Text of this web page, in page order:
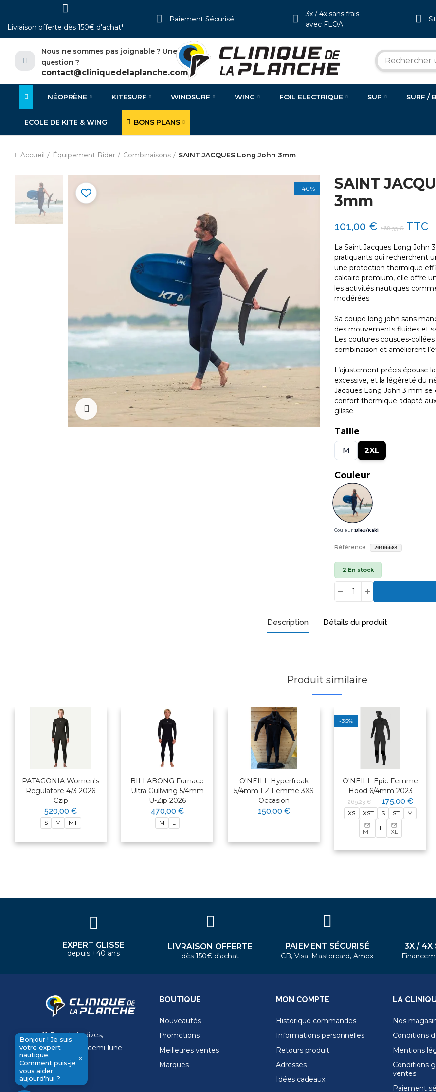
Livraison offerte dès 150€ d'achat*
Paiement Sécurisé
3x / 4x sans frais
avec FLOA
Nous ne sommes pas joignable ? Une
question ?
contact@cliniquedelaplanche.com
NÉOPRÈNE KITESURF WINDSURF WING FOIL ELECTRIQUE SUP SURF /
ECOLE DE KITE & WING BONS PLANS
Accueil Équipement Rider Combinaisons SAINT JACQUES Long John 3mm
-40%
Cliquez pour agrandir
SAINT
3mm
101,00 € 168,33 € TTC
La Saint Jacques Long John
pratiquants qui recherchent
une protection thermique
calcaire premium, elle offre
les activités nautiques
modérées.
Sa coupe long john sans
des mouvements fluides et
Les coutures cousues-
combinaison et améliorent
L’ajustement précis épouse
excessive, et la légèreté du
Jacques Long John 3 mm se
confort thermique adapté
glisse.
Taille
M 2XL
Couleur
Couleur :Bleu/Kaki
Référence 20406684
2 En stock
Description Détails du produit
Produit similaire
PATAGONIA Women's
Regulatore 4/3 2026
Czip
520,00 €
S M MT
BILLABONG Furnace
Ultra Gullwing 5/4mm
U-Zip 2026
470,00 €
M L
O'NEILL Hyperfreak
5/4mm FZ Femme 3XS
Occasion
150,00 €
-35%
O'NEILL Epic Femme
Hood 6/4mm 2023
269,23 € 175,00 €
XS XST S ST M
MT L XL
send
Bonjour ! Je suis
votre expert
nautique.
Comment puis-je
vous aider
aujourd'hui ?
×
EXPERT GLISSE
depuis +40 ans
LIVRAISON OFFERTE
dès 150€ d'achat
PAIEMENT SÉCURISÉ
CB, Visa, Mastercard, Amex
3X / 4X
11 Rue de la dives,
4 Place de la demi-lune
14000 Caen
BOUTIQUE
Nouveautés
Promotions
Meilleures ventes
Marques
MON COMPTE
Historique commandes
Informations personnelles
Retours produit
Adresses
Idées cadeaux
LA
Nos
Conditions
Mentions
Conditions
ventes
Paiement